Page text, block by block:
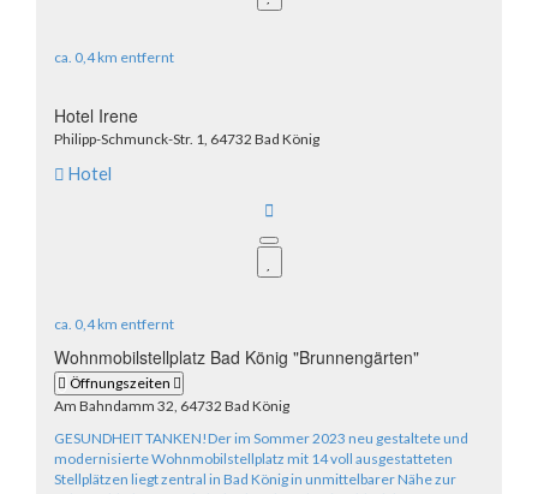
ca. 0,4 km entfernt
Hotel Irene
Philipp-Schmunck-Str. 1, 64732 Bad König
Hotel
ca. 0,4 km entfernt
Wohnmobilstellplatz Bad König "Brunnengärten"
Öffnungszeiten
Am Bahndamm 32, 64732 Bad König
GESUNDHEIT TANKEN!Der im Sommer 2023 neu gestaltete und
modernisierte Wohnmobilstellplatz mit 14 voll ausgestatteten
Stellplätzen liegt zentral in Bad König in unmittelbarer Nähe zur